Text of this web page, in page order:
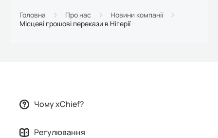
Партнерська програма
Головна Про нас
Новини компанії
Місцеві грошові перекази в Нігерії
Чому xChief?
Регулювання